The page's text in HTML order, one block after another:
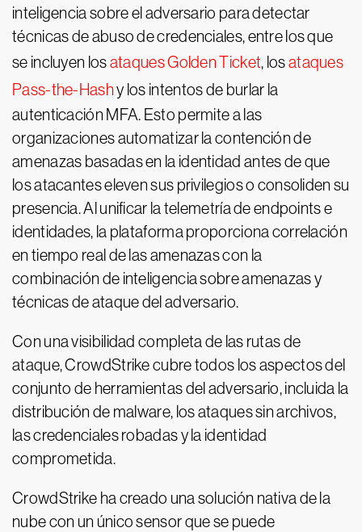
inteligencia sobre el adversario para detectar
técnicas de abuso de credenciales, entre los que
se incluyen losataques Golden Ticket, losataques
Pass-the-Hashy los intentos de burlar la
autenticación MFA. Esto permite a las
organizaciones automatizar la contención de
amenazas basadas en la identidad antes de que
los atacantes eleven sus privilegios o consoliden su
presencia. Al unificar la telemetría de endpoints e
identidades, la plataforma proporciona correlación
en tiempo real de las amenazas con la
combinación de inteligencia sobre amenazas y
técnicas de ataque del adversario.
Con una visibilidad completa de las rutas de
ataque, CrowdStrike cubre todos los aspectos del
conjunto de herramientas del adversario, incluida la
distribución de malware, los ataques sin archivos,
las credenciales robadas y la identidad
comprometida.
CrowdStrike ha creado una solución nativa de la
nube con un único sensor que se puede